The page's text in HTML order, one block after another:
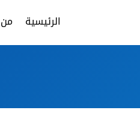
الرئيسية